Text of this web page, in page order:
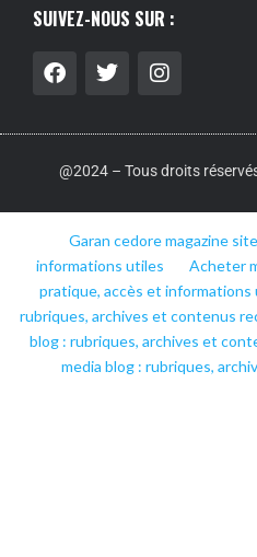
SUIVEZ-NOUS SUR :
@2024 – Tous droits
Garan cedore magazine
informations utiles
Acheter
pratique, accès et informations
rubriques, archives et contenus
blog : rubriques, archives et
media blog : rubriques,